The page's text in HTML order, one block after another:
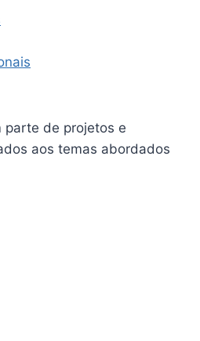
parte de projetos e
aos temas abordados